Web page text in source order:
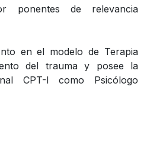
ponentes de relevancia
en el modelo de Terapia
del trauma y posee la
CPT-I como Psicólogo